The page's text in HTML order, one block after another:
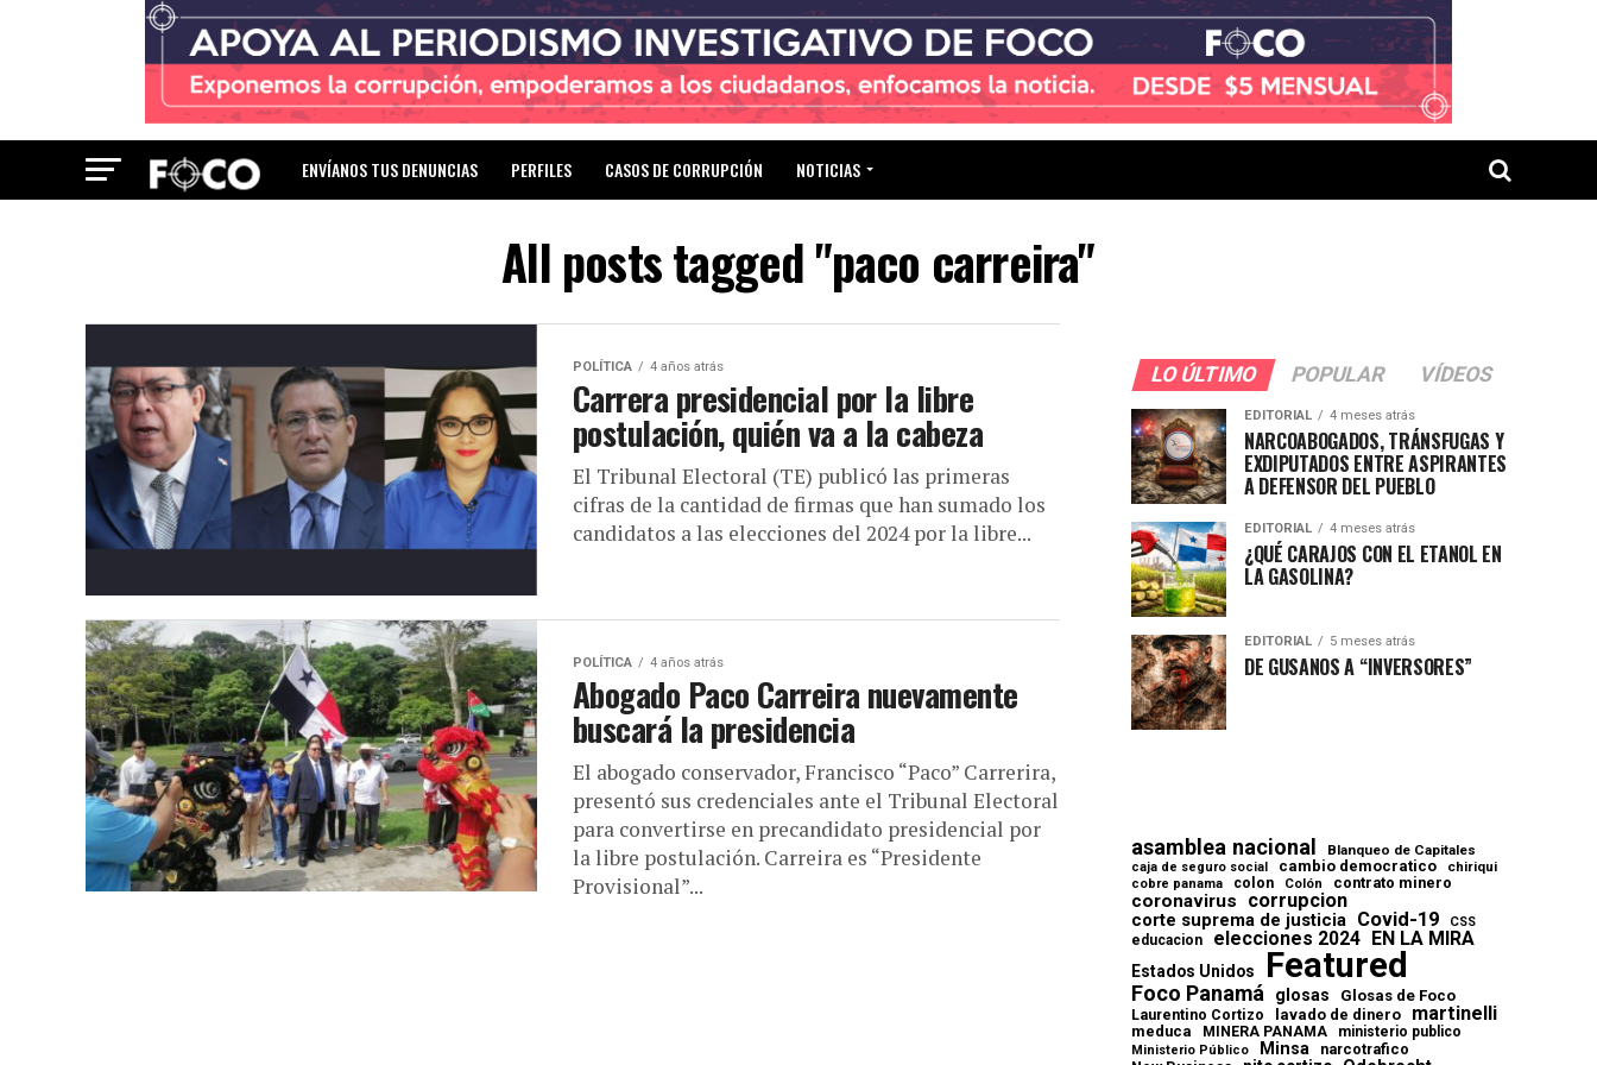
ENVÍANOS TUS DENUNCIAS PERFILES CASOS DE CORRUPCIÓN NOTICIAS
All posts tagged "paco carreira"
POLÍTICA 4 años atrás
Carrera presidencial por la libre
postulación, quién va a la cabeza
El Tribunal Electoral (TE) publicó las primeras
cifras de la cantidad de firmas que han sumado los
candidatos a las elecciones del 2024 por la libre...
POLÍTICA 4 años atrás
Abogado Paco Carreira nuevamente
buscará la presidencia
El abogado conservador, Francisco “Paco” Carrerira,
presentó sus credenciales ante el Tribunal Electoral
para convertirse en precandidato presidencial por
la libre postulación. Carreira es “Presidente
Provisional”...
LO ÚLTIMO POPULAR VÍDEOS
EDITORIAL 4 meses atrás
NARCOABOGADOS, TRÁNSFUGAS Y
EXDIPUTADOS ENTRE ASPIRANTES
A DEFENSOR DEL PUEBLO
EDITORIAL 4 meses atrás
¿QUÉ CARAJOS CON EL ETANOL EN
LA GASOLINA?
EDITORIAL 5 meses atrás
DE GUSANOS A “INVERSORES”
asamblea nacional Blanqueo de Capitales
caja de seguro social cambio democratico chiriqui
cobre panama colon Colón contrato minero
coronavirus corrupcion
corte suprema de justicia Covid-19 CSS
educacion elecciones 2024 EN LA MIRA
Estados Unidos Featured
Foco Panamá glosas Glosas de Foco
Laurentino Cortizo lavado de dinero martinelli
meduca MINERA PANAMA ministerio publico
Ministerio Público Minsa
narcotrafico